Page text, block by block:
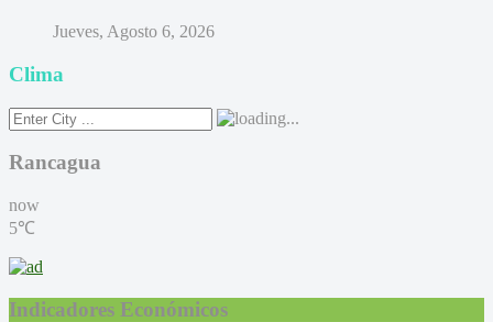
Jueves, Agosto 6, 2026
Clima
Rancagua
now
5℃
Indicadores Económicos